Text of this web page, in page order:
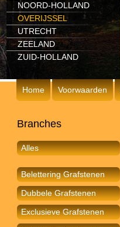
NOORD-HOLLAND
OVERIJSSEL
UTRECHT
ZEELAND
ZUID-HOLLAND
Home Voorwaarden
Branches
Alles
Belettering Grafstenen
Dubbele Grafstenen
Exclusieve Grafstenen